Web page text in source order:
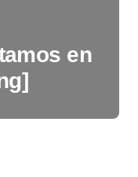
en